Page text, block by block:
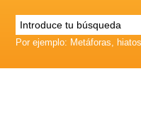
Por ejemplo: Metáforas,